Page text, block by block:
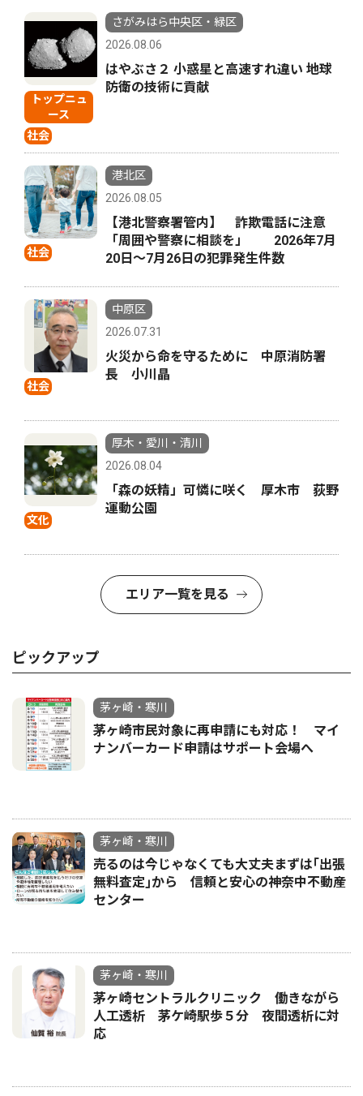
トップニュ
ース
社会
さがみはら中央区・緑区
2026.08.06
はやぶさ２ 小惑星と高速すれ違い 地球
防衛の技術に貢献
社会
港北区
2026.08.05
【港北警察署管内】 詐欺電話に注意
「周囲や警察に相談を」 2026年7月
20日〜7月26日の犯罪発生件数
社会
中原区
2026.07.31
火災から命を守るために 中原消防署
長 小川晶
文化
厚木・愛川・清川
2026.08.04
「森の妖精」可憐に咲く 厚木市 荻野
運動公園
エリア一覧を見る
ピックアップ
茅ヶ崎・寒川
茅ヶ崎市民対象に再申請にも対応！ マイ
ナンバーカード申請はサポート会場へ
茅ヶ崎・寒川
売るのは今じゃなくても大丈夫まずは｢出張
無料査定｣から 信頼と安心の神奈中不動産
センター
茅ヶ崎・寒川
茅ヶ崎セントラルクリニック 働きながら
人工透析 茅ケ崎駅歩５分 夜間透析に対
応